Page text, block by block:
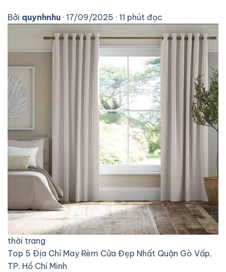
Bởi quynhnhu · 17/09/2025 · 11 phút đọc
thời trang
Top 5 Địa Chỉ May Rèm Cửa Đẹp Nhất Quận Gò Vấp,
TP. Hồ Chí Minh